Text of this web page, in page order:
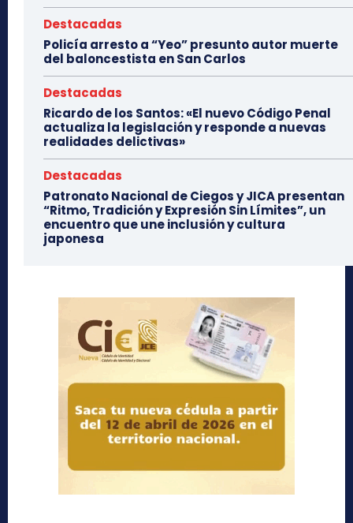
Destacadas
Policía arresto a “Yeo” presunto autor muerte
del baloncestista en San Carlos
Destacadas
Ricardo de los Santos: «El nuevo Código Penal
actualiza la legislación y responde a nuevas
realidades delictivas»
Destacadas
Patronato Nacional de Ciegos y JICA presentan
“Ritmo, Tradición y Expresión Sin Límites”, un
encuentro que une inclusión y cultura
japonesa